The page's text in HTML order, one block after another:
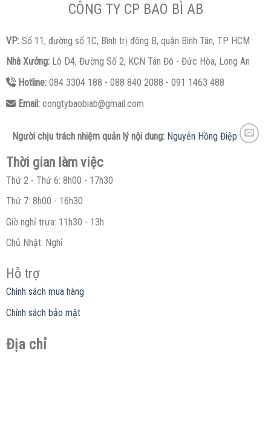
CÔNG TY CP BAO BÌ AB
VP: Số 11, đường số 1C, Bình trị đông B, quận Bình Tân, TP HCM
Nhà Xưởng: Lô D4, Đường Số 2, KCN Tân Đô - Đức Hòa, Long An
Hotline:084 3304 188 - 088 840 2088 - 091 1463 488
Email:congtybaobiab@gmail.com
Người chịu trách nhiệm quản lý nội dung: Nguyễn Hồng Điệp
Thời gian làm việc
Thứ 2 - Thứ 6: 8h00 - 17h30
Thứ 7: 8h00 - 16h30
Giờ nghỉ trưa: 11h30 - 13h
Chủ Nhật: Nghỉ
Hỗ trợ
Chính sách mua hàng
Chính sách bảo mật
Địa chỉ